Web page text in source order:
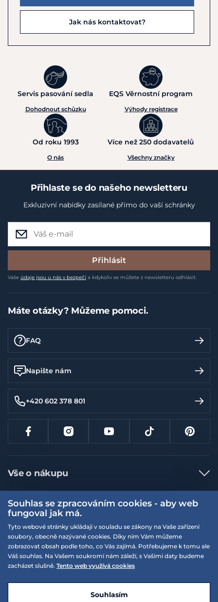
Jak nás kontaktovat?
Servis pasování sedla
Dohodnout schůzku
EQS Věrnostní program
Výhody registrace
Od roku 1993
O nás
Více než 250 dodavatelů
Všechny značky
Přihlaste se do našeho newsletteru
Exkluzivní nabídky zasílané přímo do vaší schránky
Přihlásit
Vaše údaje jsou u nás v bezpečí a kdykoliv se můžete z newsletteru odhlásit.
Máte otázky? Můžeme pomoci.
FAQ
Napište nám
+420 602 378 801
Vše o nákupu
Jak nakupovat
Nejčastější dotazy
Doprava a platba
Vrácení a výměna zboží
Reklamace
Více informací
Obchodní podmínky
Podmínky EQS věrnostního klubu
On-line katalogy
Naše prodejny
EQS Rudná
Souhlas se zpracováním cookies - aby web
fungoval jak má.
Tyto webové stránky ukládají v souladu se zákony na Vaše zařízení
soubory, obecně nazývané cookies. Díky nim Vám můžeme
zobrazovat obsah podle toho, co Vás zajímá. Potřebujeme k tomu ale
Váš souhlas. Na Vašem soukromí nám záleží, s Vašimi daty budeme
zacházet slušně. Tento web využívá cookies
Souhlasím